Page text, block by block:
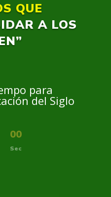
QUE
A LOS
para
del Siglo
00
Sec